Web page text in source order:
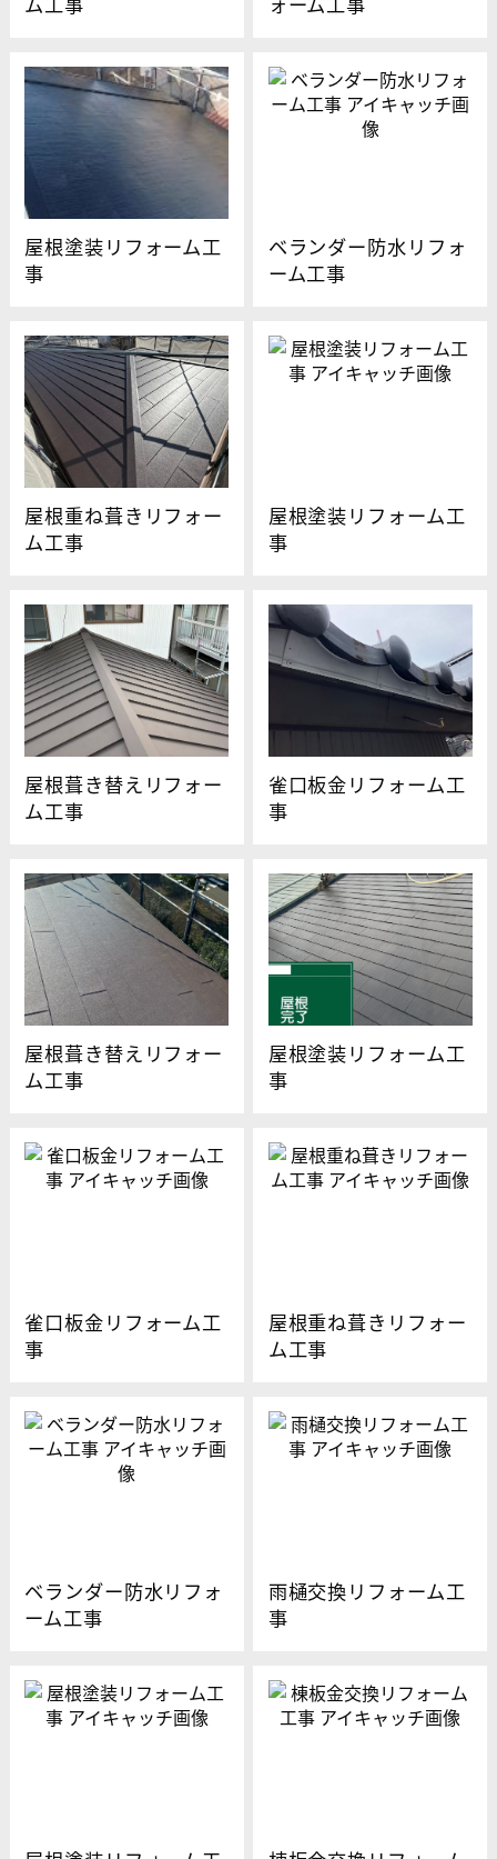
屋根塗装リフォーム工
事
ベランダー防水リフォ
ーム工事
屋根重ね葺きリフォー
ム工事
屋根塗装リフォーム工
事
屋根葺き替えリフォー
ム工事
雀口板金リフォーム工
事
屋根葺き替えリフォー
ム工事
屋根塗装リフォーム工
事
雀口板金リフォーム工
事
屋根重ね葺きリフォー
ム工事
ベランダー防水リフォ
ーム工事
雨樋交換リフォーム工
事